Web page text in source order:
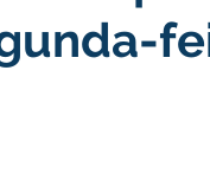
econômico e turismo